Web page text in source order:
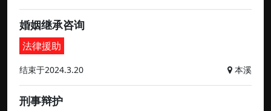
婚姻继承咨询
法律援助
结束于2024.3.20 本溪
刑事辩护